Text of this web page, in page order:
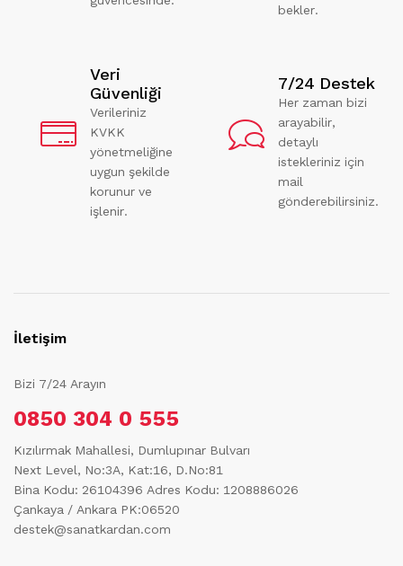
bekler.
Veri
Güvenliği
Verileriniz
KVKK
yönetmeliğine
uygun şekilde
korunur ve
işlenir.
7/24 Destek
Her zaman bizi
arayabilir,
detaylı
istekleriniz için
mail
gönderebilirsiniz.
İletişim
Bizi 7/24 Arayın
0850 304 0 555
Kızılırmak Mahallesi, Dumlupınar Bulvarı
Next Level, No:3A, Kat:16, D.No:81
Bina Kodu: 26104396 Adres Kodu: 1208886026
Çankaya / Ankara PK:06520
destek@sanatkardan.com